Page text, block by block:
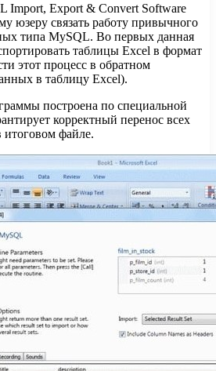
Import, Export & Convert Software
юзеру связать работу привычного
типа MySQL. Во первых данная
таблицы Excel в формат
этот процесс в обратном
в таблицу Excel).
построена по специальной
корректный перенос всех
файле.